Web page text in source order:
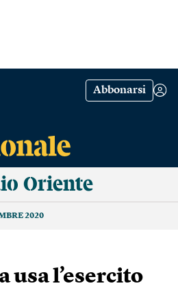
Abbonarsi
Oriente
2020
usa l’esercito